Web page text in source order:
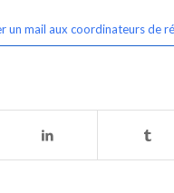
un mail aux coordinateurs de